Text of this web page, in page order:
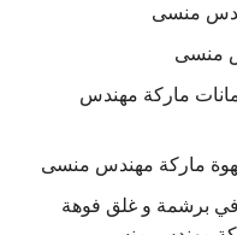
منسى
منسى
ماركة مهندس
ماركة مهندس منسى
برشمة و غلق فوهة